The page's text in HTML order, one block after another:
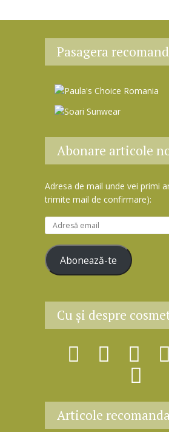
Pasagera
Abonare articole
Adresa de mail unde vei primi
trimite mail de confirmare):
d
e
e
a
Abonează-te
Cu şi despre
Articole